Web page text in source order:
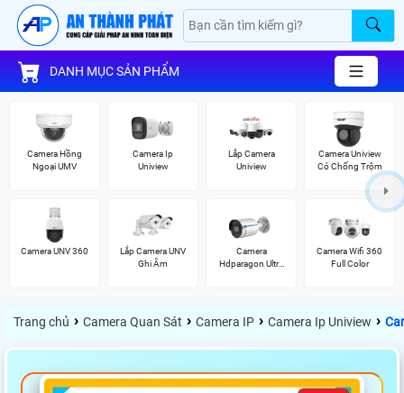
DANH MỤC SẢN PHẨM
Camera Hồng
Ngoại UMV
Camera Ip
Uniview
Lắp Camera
Uniview
Camera Uniview
Có Chống Trộm
Camera UNV 360
Lắp Camera UNV
Ghi Âm
Camera
Hdparagon Ultra
Camera Wifi 360
Full Color
Trang chủ › Camera Quan Sát › Camera IP › Camera Ip Uniview ›